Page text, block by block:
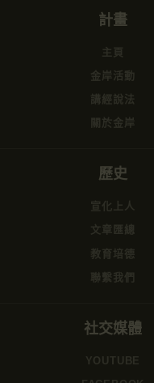
計畫
主頁
金岸活動
講經說法
關於金岸
歷史
宣化上人
文章匯總
教育培德
聯繫我們
社交媒體
YOUTUBE